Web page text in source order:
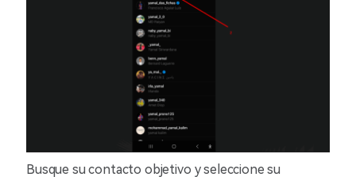
Busque su contacto objetivo y seleccione su